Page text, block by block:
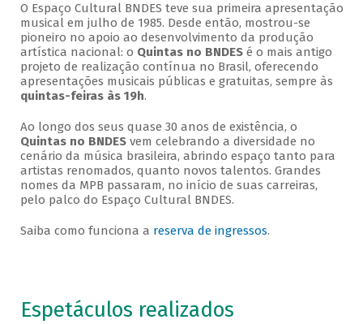
O Espaço Cultural BNDES teve sua primeira apresentação
musical em julho de 1985. Desde então, mostrou-se
pioneiro no apoio ao desenvolvimento da produção
artística nacional: o Quintas no BNDESé o mais antigo
projeto de realização contínua no Brasil, oferecendo
apresentações musicais públicas e gratuitas, sempre às
quintas-feiras às 19h.
Ao longo dos seus quase 30 anos de existência, o
Quintas no BNDESvem celebrando a diversidade no
cenário da música brasileira, abrindo espaço tanto para
artistas renomados, quanto novos talentos. Grandes
nomes da MPB passaram, no início de suas carreiras,
pelo palco do Espaço Cultural BNDES.
Saiba como funciona a reserva de ingressos.
Espetáculos realizados